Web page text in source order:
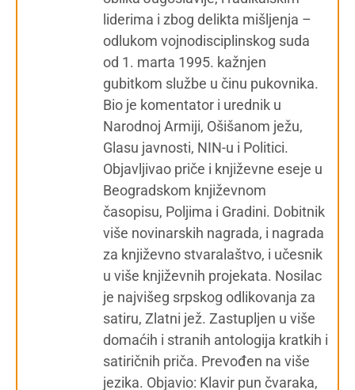
liderima i zbog delikta mišljenja –
odlukom vojnodisciplinskog suda
od 1. marta 1995. kažnjen
gubitkom službe u činu pukovnika.
Bio je komentator i urednik u
Narodnoj Armiji, Ošišanom ježu,
Glasu javnosti, NIN-u i Politici.
Objavljivao priče i književne eseje u
Beogradskom književnom
časopisu, Poljima i Gradini. Dobitnik
više novinarskih nagrada, i nagrada
za književno stvaralaštvo, i učesnik
u više književnih projekata. Nosilac
je najvišeg srpskog odlikovanja za
satiru, Zlatni jež. Zastupljen u više
domaćih i stranih antologija kratkih i
satiričnih priča. Prevođen na više
jezika. Objavio: Klavir pun čvaraka,